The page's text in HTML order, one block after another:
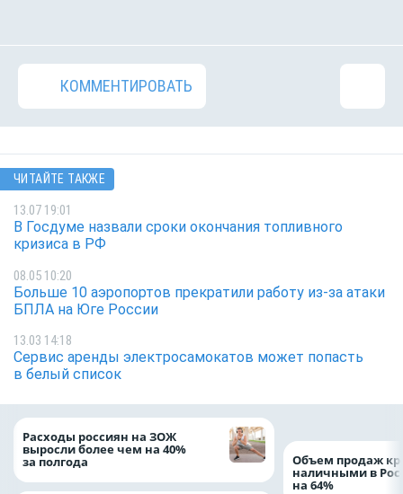
КОММЕНТИРОВАТЬ
ЧИТАЙТЕ ТАКЖЕ
13.07 19:01
В Госдуме назвали сроки окончания топливного
кризиса в РФ
08.05 10:20
Больше 10 аэропортов прекратили работу из-за атаки
БПЛА на Юге России
13.03 14:18
Сервис аренды электросамокатов может попасть
в белый список
Расходы россиян на ЗОЖ
выросли более чем на 40%
за полгода Объем продаж
наличными в
на 64%